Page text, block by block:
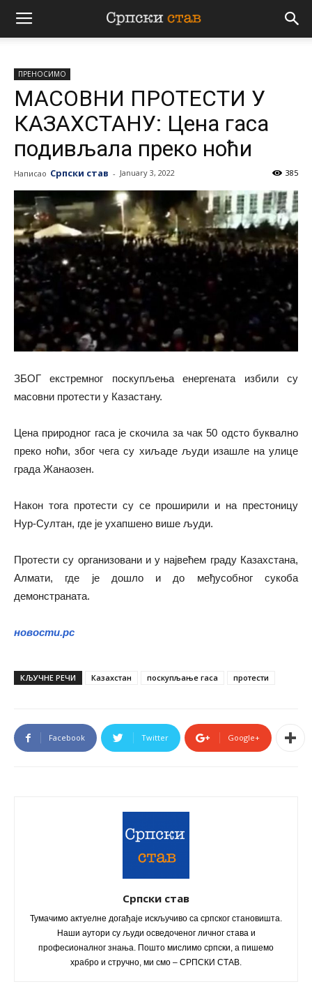
Српски
став
ПРЕНОСИМО
МАСОВНИ ПРОТЕСТИ У
КАЗАХСТАНУ: Цена гаса
подивљала преко ноћи
Написао Српски став - January 3, 2022 385
ЗБОГ екстремног поскупљења енергената избили су
масовни протести у Казастану.
Цена природног гаса је скочила за чак 50 одсто буквално
преко ноћи, због чега су хиљаде људи изашле на улице
града Жанаозен.
Након тога протести су се проширили и на престоницу
Нур-Султан, где је ухапшено више људи.
Протести су организовани и у највећем граду Казахстана,
Алмати, где је дошло и до међусобног сукоба
демонстраната.
новости.рс
КЉУЧНЕ РЕЧИ Казахстан поскупљање гаса протести
Facebook Twitter Google+
Српски став
Тумачимо актуелне догађаје искључиво са српског становишта.
Наши аутори су људи осведоченог личног става и
професионалног знања. Пошто мислимо српски, а пишемо
храбро и стручно, ми смо – СРПСКИ СТАВ.